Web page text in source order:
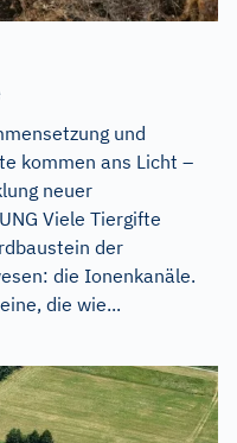
und
kommen ans Licht –
neuer
Viele Tiergifte
der
die Ionenkanäle.
die wie...